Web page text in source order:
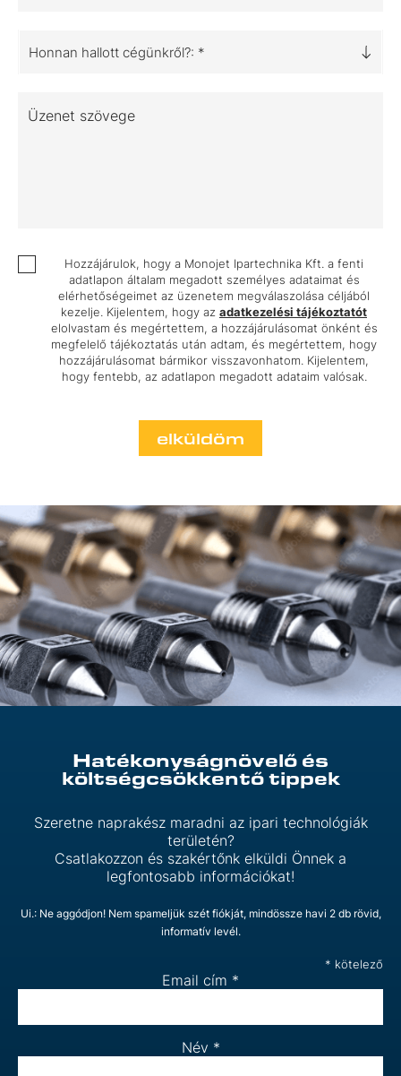
Honnan hallott cégünkről?: *
Üzenet szövege
Hozzájárulok, hogy a Monojet Ipartechnika Kft. a fenti
adatlapon általam megadott személyes adataimat és
elérhetőségeimet az üzenetem megválaszolása céljából
kezelje. Kijelentem, hogy az adatkezelési tájékoztatót
elolvastam és megértettem, a hozzájárulásomat önként és
megfelelő tájékoztatás után adtam, és megértettem, hogy
hozzájárulásomat bármikor visszavonhatom. Kijelentem,
hogy fentebb, az adatlapon megadott adataim valósak.
elküldöm
Hatékonyságnövelő és
költségcsökkentő tippek
Szeretne naprakész maradni az ipari technológiák
területén?
Csatlakozzon és szakértőnk elküldi Önnek a
legfontosabb információkat!
Ui.: Ne aggódjon! Nem spameljük szét fiókját, mindössze havi 2 db rövid,
informatív levél.
* kötelező
Email cím *
Név *